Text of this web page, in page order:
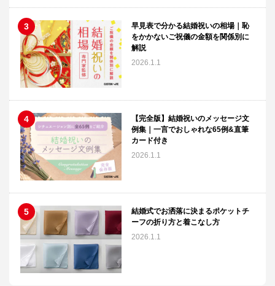
早見表で分かる結婚祝いの相場｜恥
をかかないご祝儀の金額を関係別に
解説
2026.1.1
【完全版】結婚祝いのメッセージ文
例集｜一言でおしゃれな65例&直筆
カード付き
2026.1.1
結婚式でお洒落に決まるポケットチ
ーフの折り方と着こなし方
2026.1.1